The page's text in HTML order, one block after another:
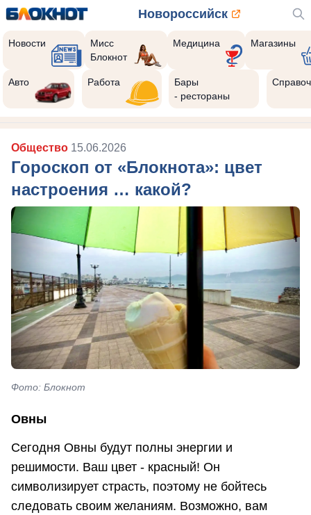
Новороссийск
Новости
Мисс
Блокнот
Медицина Магазины
Авто Работа
Бары
- рестораны
Общество 15.06.2026
Гороскоп от «Блокнота»: цвет
настроения … какой?
Фото: Блокнот
Овны
Сегодня Овны будут полны энергии и
решимости. Ваш цвет - красный! Он
символизирует страсть, поэтому не бойтесь
следовать своим желаниям. Возможно, вам